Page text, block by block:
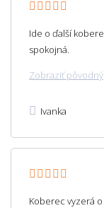
Ide o ďalší
spokojná.
Zobraziť pôvodný
Ivanka
Koberec vyzerá